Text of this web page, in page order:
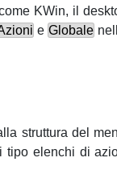
KWin, il
e Globale
struttura del
tipo elenchi di